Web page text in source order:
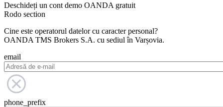
Deschideți un cont demo OANDA gratuit
Rodo section
Cine este operatorul datelor cu caracter personal?
OANDA TMS Brokers S.A. cu sediul în Varșovia.
email
phone_prefix